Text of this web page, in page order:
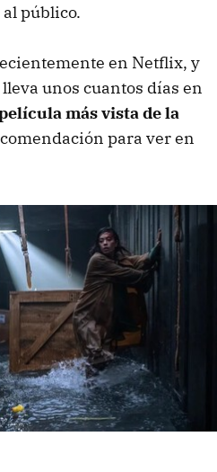
público.
en Netflix, y
unos cuantos días en
más vista de la
para ver en